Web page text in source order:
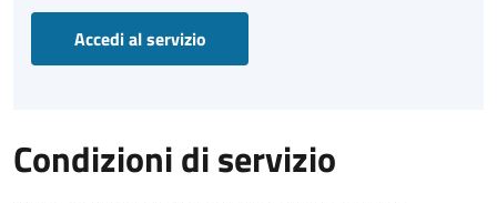
Accedi al servizio
Condizioni di servizio